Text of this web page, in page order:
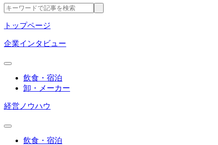
トップページ
企業インタビュー
飲食・宿泊
卸・メーカー
経営ノウハウ
飲食・宿泊